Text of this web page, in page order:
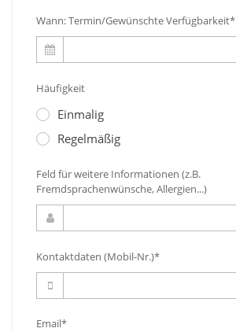
Wann: Termin/Gewünschte Verfügbarkeit*
Häufigkeit
Einmalig
Regelmäßig
Feld für weitere Informationen (z.B.
Fremdsprachenwünsche, Allergien...)
Kontaktdaten (Mobil-Nr.)*
Email*